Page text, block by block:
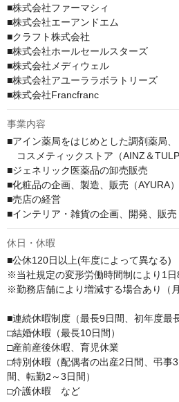
■株式会社ファーマシィ
■株式会社エーアンドエム
■クラフト株式会社
■株式会社ホールセールスターズ
■株式会社メディウェル
■株式会社アユーララボラトリーズ
■株式会社Francfranc
事業内容
■アイン薬局をはじめとした調剤薬局、
コスメティックストア（AINZ＆
■ジェネリック医薬品の卸売販売
■化粧品の企画、製造、販売（AYURA）
■売店の経営
■インテリア・雑貨の企画、開発、販
休日・休暇
■公休120日以上(年度によって異なる)
※当社規定の変形労働時間制により1
※勤務店舗により増減する場合あり（
■連続休暇制度（最長9日間、初年度最
□結婚休暇（最長10日間）
□産前産後休暇、育児休業
□特別休暇（配偶者の出産2日間、弔事
間、転勤2～3日間）
□介護休暇　など